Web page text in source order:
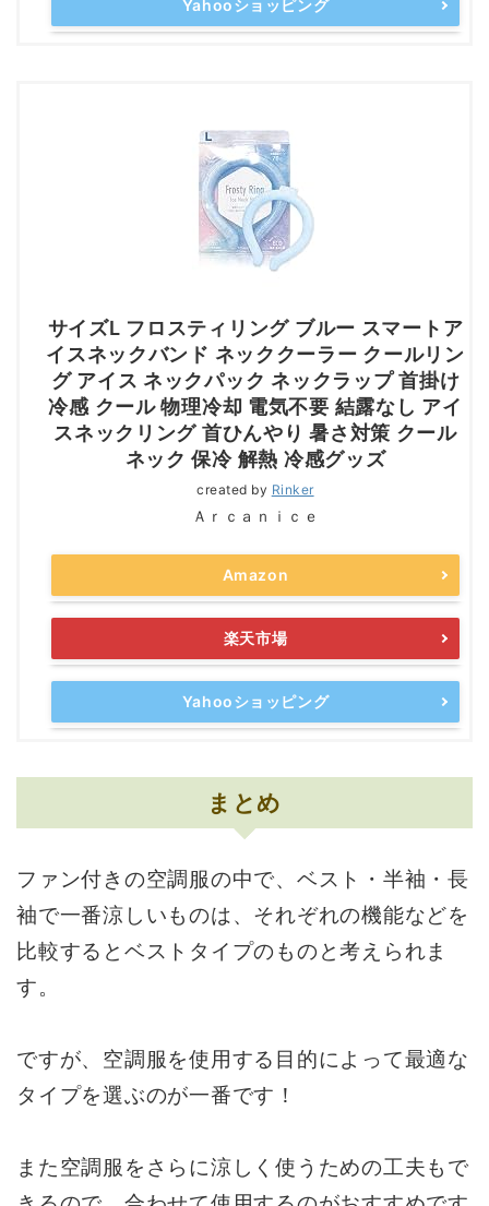
Yahooショッピング
サイズL フロスティリング ブルー スマートア
イスネックバンド ネッククーラー クールリン
グ アイス ネックパック ネックラップ 首掛け
冷感 クール 物理冷却 電気不要 結露なし アイ
スネックリング 首ひんやり 暑さ対策 クール
ネック 保冷 解熱 冷感グッズ
created by Rinker
Ａｒｃａｎｉｃｅ
Amazon
楽天市場
Yahooショッピング
まとめ
ファン付きの空調服の中で、ベスト・半袖・長
袖で一番涼しいものは、それぞれの機能などを
比較するとベストタイプのものと考えられま
す。
ですが、空調服を使用する目的によって最適な
タイプを選ぶのが一番です！
また空調服をさらに涼しく使うための工夫もで